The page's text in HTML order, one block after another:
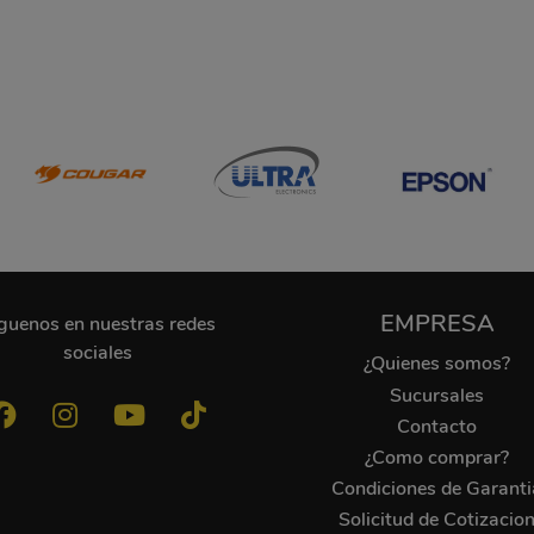
en nuestras redes
sociales
EMPRESA
¿Quienes somos?
Sucursales
Contacto
¿Como comprar?
Condiciones de
Solicitud de Cotizacion